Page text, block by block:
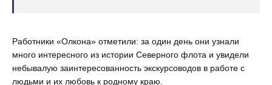
Работники «Олкона» отметили: за один день они узнали
много интересного из истории Северного флота и увидели
небывалую заинтересованность экскурсоводов в работе с
людьми и их любовь к родному краю.